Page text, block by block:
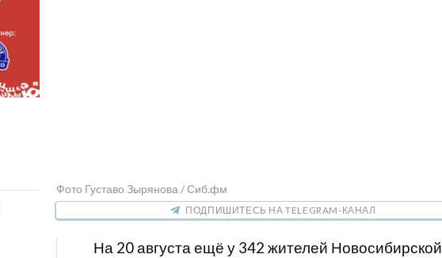
Фото Густаво Зырянова / Сиб.фм
ПОДПИШИТЕСЬ НА TELEGRAM-КАНАЛ
На 20 августа ещё у 342 жителей Новосибирской